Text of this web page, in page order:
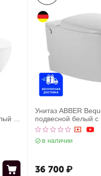
с
Унитаз ABBER
подвесной белый с
смывом
в наличии
36 700₽